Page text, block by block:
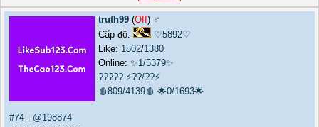
truth99 (Off) ♂️
Cấp độ:
♡5892♡
Like: 1502/1380
Online: ✨1/5379✨
????? ⚡??/??⚡
🩸809/4139🩸 🌟0/1693🌟
#74 - @198874